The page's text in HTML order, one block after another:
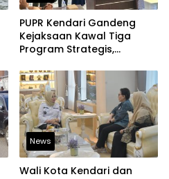
PUPR Kendari Gandeng
Kejaksaan Kawal Tiga
Program Strategis,
Bangun Infrastruktur
Berintegritas
News
Wali Kota Kendari dan